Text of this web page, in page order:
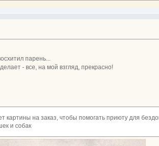
парень...
- все, на мой взгляд, прекрасно!
на заказ, чтобы помогать приюту для
и собак